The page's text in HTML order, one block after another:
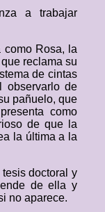
a trabajar
como Rosa, la
reclama su
de cintas
observarlo de
pañuelo, que
como
de que la
la última a la
doctoral y
de ella y
no aparece.